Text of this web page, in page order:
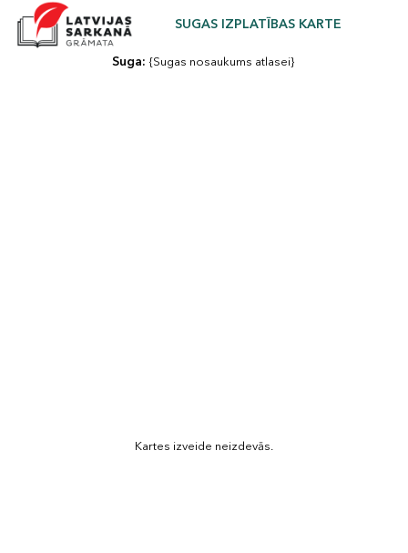
SUGAS IZPLATĪBAS KARTE
Kartes izveide neizdevās.
Suga: {Sugas nosaukums atlasei}